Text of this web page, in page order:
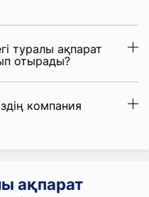
туралы ақпарат
отырады?
компания
ақпарат